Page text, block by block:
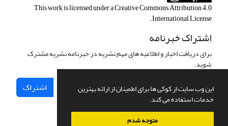
این وب سایت از کوکی ها برای اطمینان از ارائه بهترین
خدمات استفاده می کند.
متوجه شدم
This work is licensed under aCreative Commons Attribution 4.0
International License
.
اشتراک خبرنامه
برای دریافت اخبار و اطلاعیه های مهم نشریه در خبرنامه نشریه مشترک
شوید.
اشتراک